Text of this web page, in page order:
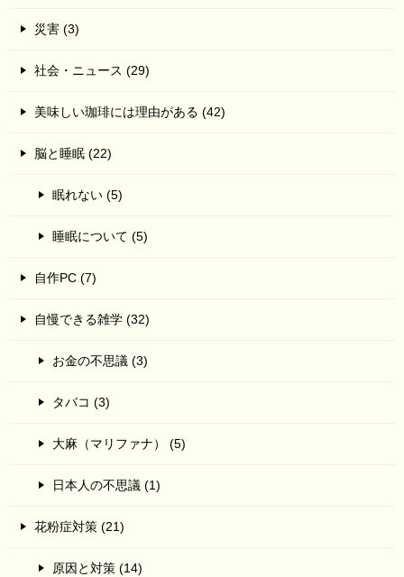
災害 (3)
社会・ニュース (29)
美味しい珈琲には理由がある (42)
脳と睡眠 (22)
眠れない (5)
睡眠について (5)
自作PC (7)
自慢できる雑学 (32)
お金の不思議 (3)
タバコ (3)
大麻（マリファナ） (5)
日本人の不思議 (1)
花粉症対策 (21)
原因と対策 (14)